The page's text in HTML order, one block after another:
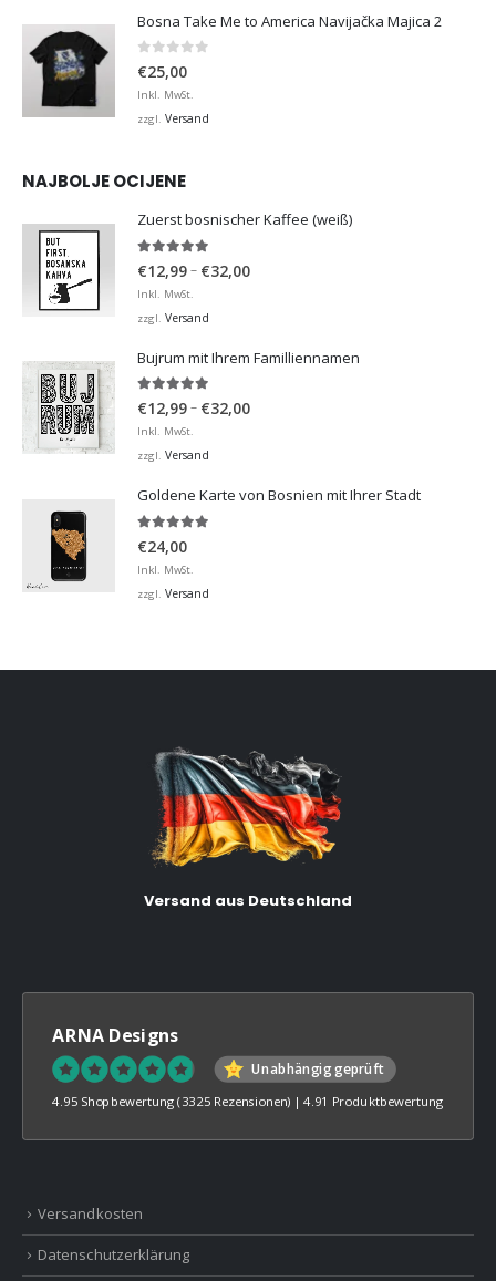
Bosna Take Me to America Navijačka Majica 2
0 von 5
€25,00
Inkl. MwSt.
zzgl. Versand
NAJBOLJE OCIJENE
Zuerst bosnischer Kaffee (weiß)
€12,99– €32,00Preisspanne:
Inkl. MwSt.
zzgl. Versand
Bujrum mit Ihrem Familliennamen
5.00von 5
€12,99– €32,00Preisspanne:
Inkl. MwSt.
zzgl. Versand
Goldene Karte von Bosnien mit Ihrer Stadt
€24,00
Inkl. MwSt.
zzgl. Versand
Versand aus Deutschland
ARNA Designs
Unabhängig geprüft
4.95 Shopbewertung (3325 Rezensionen) |4.91 Produktbewertung
Versandkosten
Datenschutzerklärung